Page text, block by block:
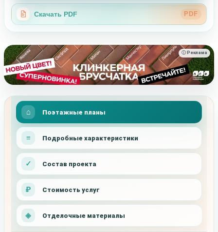
Скачать PDF PDF
ⓘ Реклама
Поэтажные планы
Подробные характеристики
Состав проекта
Стоимость услуг
Отделочные материалы